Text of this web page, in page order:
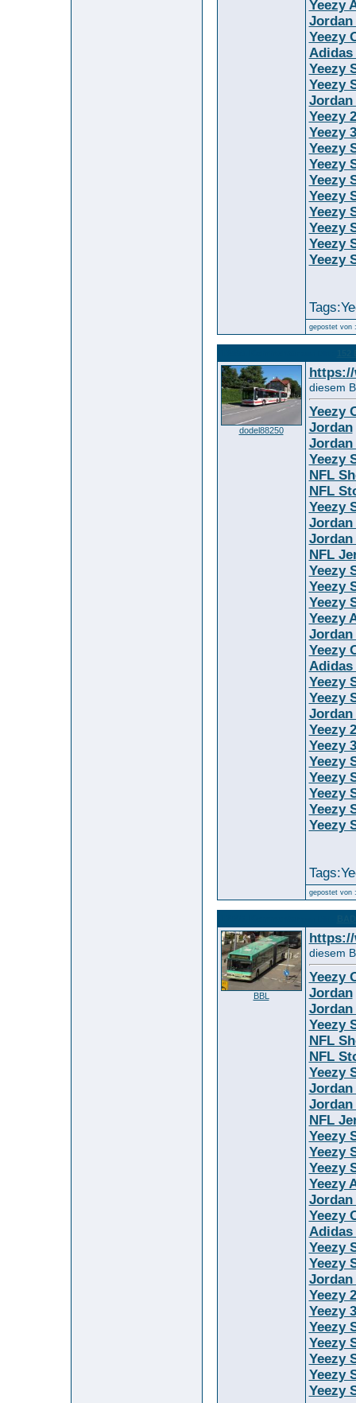
Yeezy
Jordan
Yeezy
Adidas
Yeezy
Yeezy
Jordan
Yeezy
Yeezy
Yeezy
Yeezy
Yeezy
Yeezy
Yeezy
Yeezy
Yeezy
Yeezy
gepostet von
dodel88250
https://
diesem
Yeezy
Jordan
Jordan
Yeezy
NFL
NFL
Yeezy
Jordan
Jordan
NFL
Yeezy
Yeezy
Yeezy
Yeezy
Jordan
Yeezy
Adidas
Yeezy
Yeezy
Jordan
Yeezy
Yeezy
Yeezy
Yeezy
Yeezy
Yeezy
Yeezy
gepostet von
BBL
https://
diesem
Yeezy
Jordan
Jordan
Yeezy
NFL
NFL
Yeezy
Jordan
Jordan
NFL
Yeezy
Yeezy
Yeezy
Yeezy
Jordan
Yeezy
Adidas
Yeezy
Yeezy
Jordan
Yeezy
Yeezy
Yeezy
Yeezy
Yeezy
Yeezy
Yeezy